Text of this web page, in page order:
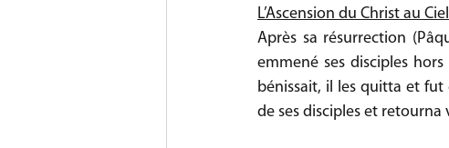
L’Ascension du Christ au
Après sa résurrection
emmené ses disciples
bénissait, il les quitta et fut
de ses disciples et